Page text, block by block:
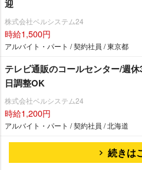
迎
株式会社ベルシステム24
時給1,500円
アルバイト・パート / 契約社員 / 東京都
テレビ通販のコールセンター/週
日調整OK
株式会社ベルシステム24
時給1,200円
アルバイト・パート / 契約社員 / 北海道
続きは